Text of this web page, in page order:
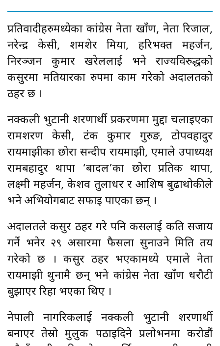
प्रतिवादीहरुमध्येका कांग्रेस नेता खाँण, नेता रिजाल,
नरेन्द्र केसी, शमशेर मिया, हरिभक्त महर्जन,
निरञ्जन कुमार खरेललाई भने राज्यविरुद्धको
कसुरमा मतियारका रुपमा काम गरेको अदालतको
ठहर छ ।
नक्कली भुटानी शरणार्थी प्रकरणमा मुद्दा चलाइएका
रामशरण केसी, टंक कुमार गुरुङ, टोपवहादुर
रायमाझीका छोरा सन्दीप रायमाझी, एमाले उपाध्यक्ष
रामबहादुर थापा ‘बादल’का छोरा प्रतिक थापा,
लक्ष्मी महर्जन, केशव तुलाधर र आशिष बुढाथोकीले
भने अभियोगबाट सफाइ पाएका छन् ।
अदालतले कसुर ठहर गरे पनि कसलाई कति सजाय
गर्ने भनेर २९ असारमा फैसला सुनाउने मिति तय
गरेको छ । कसुर ठहर भएकामध्ये एमाले नेता
रायमाझी थुनामै छन् भने कांग्रेस नेता खाँण धरौटी
बुझाएर रिहा भएका थिए ।
नेपाली नागरिकलाई नक्कली भुटानी शरणार्थी
बनाएर तेस्रो मुलुक पठाइदिने प्रलोभनमा करोडौं